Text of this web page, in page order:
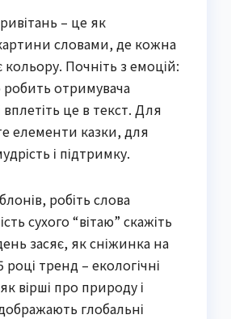
– це як
словами, де кожна
кольору. Почніть з емоцій:
робить отримувача
це в текст. Для
елементи казки, для
і підтримку.
робіть слова
сухого “вітаю” скажіть
засяє, як сніжинка на
році тренд – екологічні
вірші про природу і
глобальні